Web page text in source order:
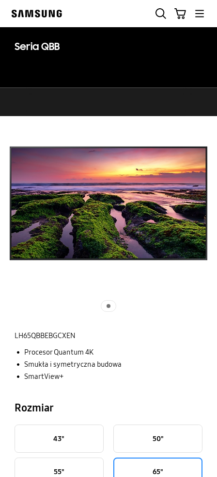
Seria QBB
LH65QBBEBGCXEN
Procesor Quantum 4K
Smukła i symetryczna budowa
SmartView+
Rozmiar
43" 50"
55" 65"